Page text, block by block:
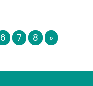
6 7 8 »